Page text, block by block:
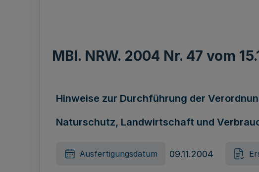
MBl. NRW. 2004 Nr. 47 vom
Hinweise zur Durchführung der
Naturschutz, Landwirtschaft und
Ausfertigungsdatum 09.11.2004